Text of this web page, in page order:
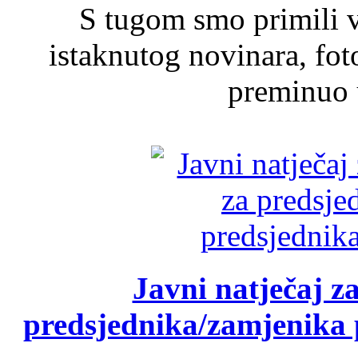
S tugom smo primili
istaknutog novinara,
Javni natječaj
predsjednika/